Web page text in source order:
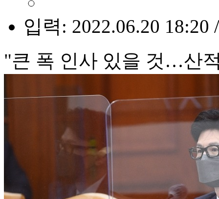
입력: 2022.06.20 18:20
"큰 폭 인사 있을 것…산